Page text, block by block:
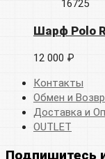
16725
Шарф Polo
12 000 ₽
Контакты
Обмен и
Доставка и
OUTLET
Подпишитесь